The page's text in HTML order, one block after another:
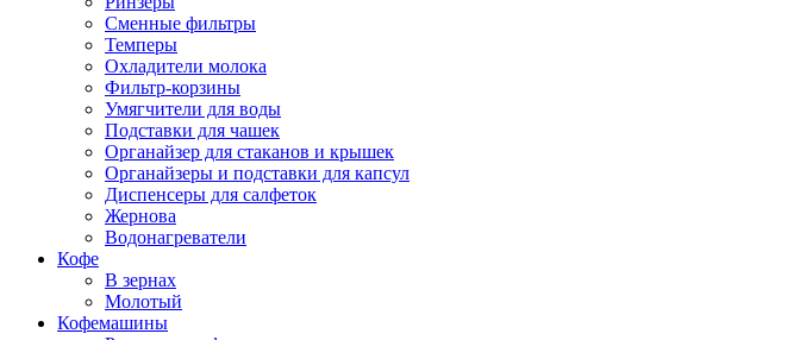
Сменные фильтры
Темперы
Охладители молока
Фильтр-корзины
Умягчители для воды
Подставки для чашек
Органайзер для стаканов и крышек
Органайзеры и подставки для капсул
Диспенсеры для салфеток
Жернова
Водонагреватели
Кофе
В зернах
Молотый
Кофемашины